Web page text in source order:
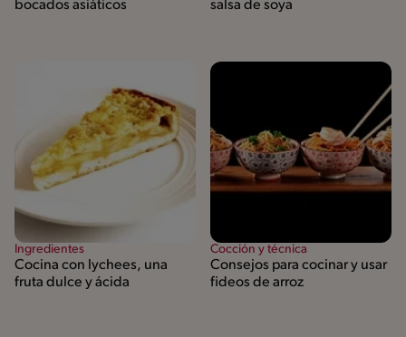
bocados asiáticos
salsa de soya
Ingredientes
Cocina con lychees, una
fruta dulce y ácida
Cocción y técnica
Consejos para cocinar y usar
fideos de arroz